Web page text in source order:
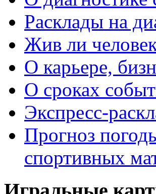
Расклады на
Жив ли
О карьере,
О сроках
Экспресс-
Прогноз
спортивных